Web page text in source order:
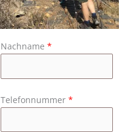
Nachname*
Telefonnummer*